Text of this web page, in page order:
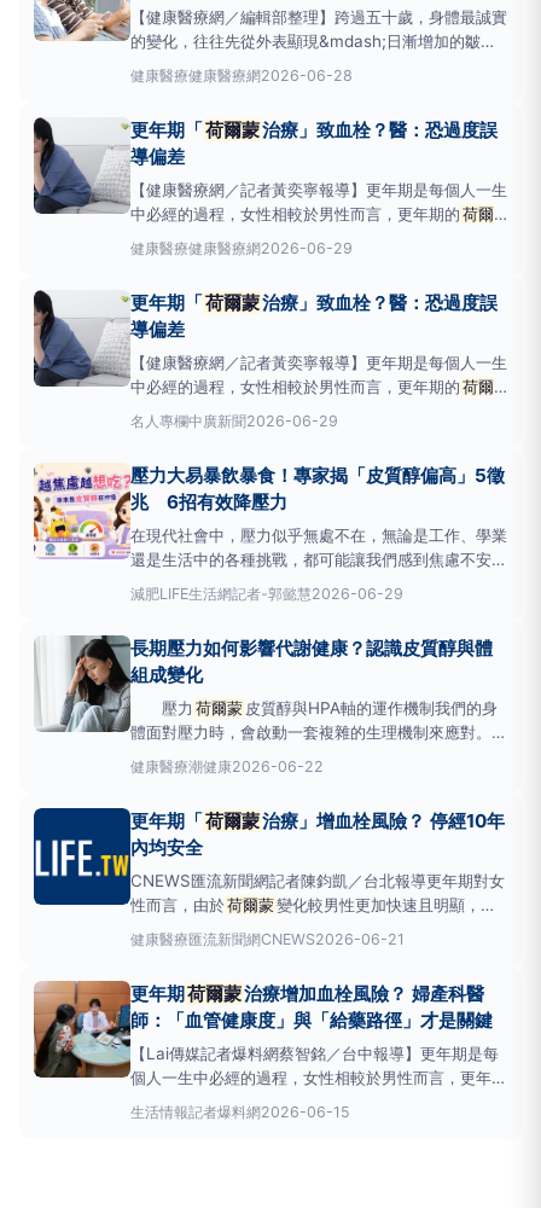
【健康醫療網／編輯部整理】跨過五十歲，身體最誠實
的變化，往往先從外表顯現&mdash;日漸增加的皺
紋、白髮，以及逐漸寬鬆的腰圍。然而，真正震盪的核
心，其實來自體內的
官，調節著情緒、睡眠、體力、骨質與代謝運作，甚至
影響性慾與
健康醫療健康醫療網2026-06-28
更年期「荷爾蒙治療」致血栓？醫：恐過度誤
導偏差
【健康醫療網／記者黃奕寧報導】更年期是每個人一生
中必經的過程，女性相較於男性而言，更年期的荷爾
變化更加快速且明顯，因此許多女性在經歷更年期
時，身體感受往往大受影響。童綜合醫院婦產部許伊婷
（HRT/MHT）仍是最有效的緩解方式。然而，許多婦
女一聽到要使用
健康醫療健康醫療網2026-06-29
更年期「荷爾蒙治療」致血栓？醫：恐過度誤
導偏差
【健康醫療網／記者黃奕寧報導】更年期是每個人一生
中必經的過程，女性相較於男性而言，更年期的荷爾
蒙
變化更加快速且明顯，因此許多女性在經歷更年期
時，身體感受往往大受影響。童綜合醫院婦產部許伊婷
（HRT/MHT）仍是最有效的緩解方式。然而，許多婦
女一聽到要使用荷爾蒙
名人專欄中廣新聞2026-06-29
壓力大易暴飲暴食！專家揭「皮質醇偏高」5徵
兆 6招有效降壓力
在現代社會中，壓力似乎無處不在，無論是工作、學業
還是生活中的各種挑戰，都可能讓我們感到焦慮不安。
你是否曾經在壓力大的時候，發現自己特別想吃甜食或
油炸食物？或者明明很累卻難以入睡，情緒也變得異常
荷爾蒙有關。&nbsp;皮質醇：壓力荷爾蒙的雙面刃皮
質醇
減肥LIFE生活網記者-郭懿慧2026-06-29
長期壓力如何影響代謝健康？認識皮質醇與體
組成變化
壓力 荷爾蒙 皮質醇與HPA軸的運作機制我們的身
體面對壓力時，會啟動一套複雜的生理機制來應對。早
在1930年代，科學家漢斯·沙爾耶（HansSelye）就曾
描述，壓力是身體為了維持內部平衡（體內平衡）而啟
力，身體會快速反應，透過神經系統、腎
健康醫療潮健康2026-06-22
更年期「荷爾蒙治療」增血栓風險？ 停經10年
內均安全
CNEWS匯流新聞網記者陳鈞凱／台北報導更年期對女
性而言，由於荷爾蒙變化較男性更加快速且明顯，身
體感受往往大受影響，目前臨床上，
（HRT/MHT）仍是最有效的緩解方式，然而，不少人
癌、會中風、會血栓」而卻步，寧願默默忍受各種更年
期不適症
健康醫療匯流新聞網CNEWS2026-06-21
更年期荷爾蒙治療增加血栓風險？ 婦產科醫
師：「血管健康度」與「給藥路徑」才是關鍵
【Lai傳媒記者爆料網蔡智銘／台中報導】更年期是每
個人一生中必經的過程，女性相較於男性而言，更年期
的
荷爾蒙
變化更加快速且明顯，因此許多女性在經歷
更年期時，身體感受往往大受影響。目前臨床上，
生活情報記者爆料網2026-06-15